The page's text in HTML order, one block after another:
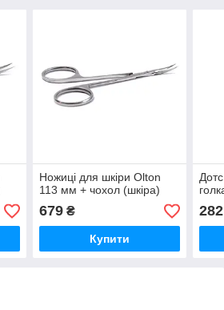
Ножиці для шкіри Olton
113 мм + чохол (шкіра)
679₴
Купити
282